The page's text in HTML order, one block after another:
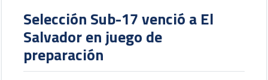
Selección Sub-17 venció a El
Salvador en juego de
preparación